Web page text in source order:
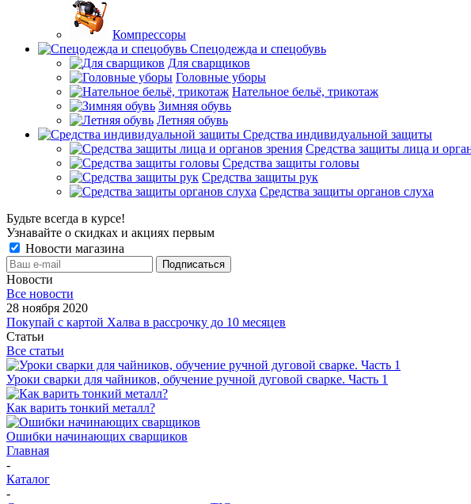
Компрессоры
Спецодежда и спецобувь
Для сварщиков
Головные уборы
Нательное бельё, трикотаж
Зимняя обувь
Летняя обувь
Средства индивидуальной защиты
Средства защиты лица и
Средства защиты головы
Средства защиты рук
Средства защиты органов слуха
Будьте всегда в курсе!
Узнавайте о скидках и акциях первым
Новости магазина
Новости
Все новости
28 ноября 2020
Покупай с картой Халва в рассрочку до 10 месяцев
Статьи
Все статьи
Уроки сварки для чайников, обучение ручной дуговой сварке. Часть 1
Как варить тонкий металл?
Ошибки начинающих сварщиков
Главная
-
Каталог
-